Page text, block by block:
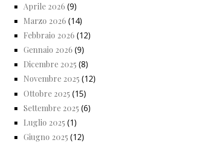
Aprile 2026 (9)
Marzo 2026 (14)
Febbraio 2026 (12)
Gennaio 2026 (9)
Dicembre 2025 (8)
Novembre 2025 (12)
Ottobre 2025 (15)
Settembre 2025 (6)
Luglio 2025 (1)
Giugno 2025 (12)